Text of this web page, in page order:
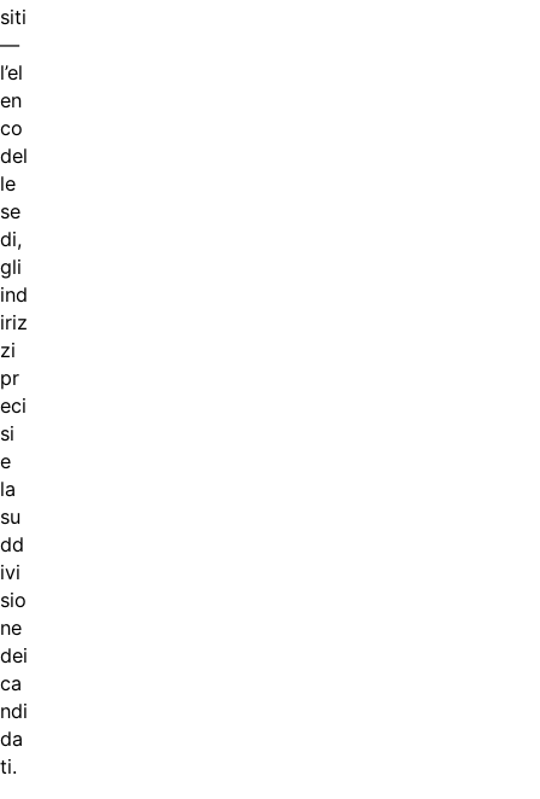
siti
—
l’el
en
co
del
le
se
di,
gli
ind
iriz
zi
pr
eci
si
e
la
su
dd
ivi
sio
ne
dei
ca
ndi
da
ti.